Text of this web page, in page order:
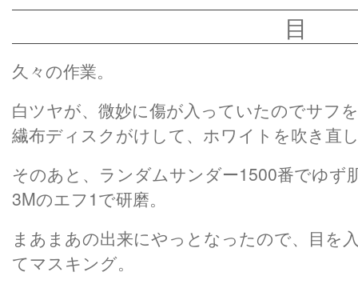
目
久々の作業。
白ツヤが、微妙に傷が入っていたのでサフ
繊布ディスクがけして、ホワイトを吹き直
そのあと、ランダムサンダー1500番でゆず
3Mのエフ1で研磨。
まあまあの出来にやっとなったので、目を
てマスキング。